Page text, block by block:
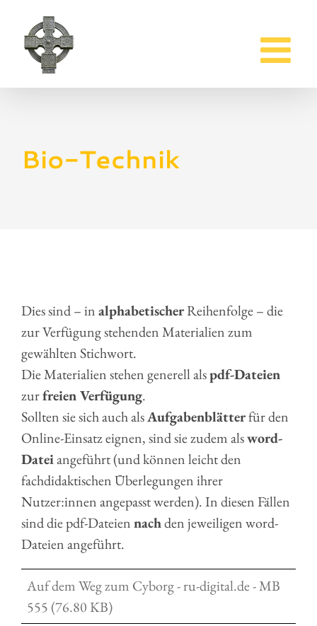
Inhalt
springen
Bio-Technik
Dies sind – inalphabetischerReihenfolge – die
zur Verfügung stehenden Materialien zum
gewählten Stichwort.
Die Materialien stehen generell alspdf-Dateien
zurfreien Verfügung.
Sollten sie sich auch alsAufgabenblätterfür den
Online-Einsatz eignen, sind sie zudem alsword-
Dateiangeführt (und können leicht den
fachdidaktischen Überlegungen ihrer
Nutzer:innen angepasst werden). In diesen Fällen
sind die pdf-Dateiennachden jeweiligen word-
Dateien angeführt.
Auf dem Weg zum Cyborg - ru-digital.de - MB
555 (76.80 KB)